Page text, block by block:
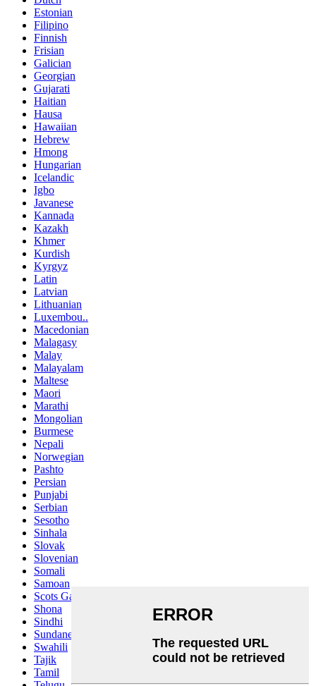
Estonian
Filipino
Finnish
Frisian
Galician
Georgian
Gujarati
Haitian
Hausa
Hawaiian
Hebrew
Hmong
Hungarian
Icelandic
Igbo
Javanese
Kannada
Kazakh
Khmer
Kurdish
Kyrgyz
Latin
Latvian
Lithuanian
Luxembou..
Macedonian
Malagasy
Malay
Malayalam
Maltese
Maori
Marathi
Mongolian
Burmese
Nepali
Norwegian
Pashto
Persian
Punjabi
Serbian
Sesotho
Sinhala
Slovak
Slovenian
Somali
Samoan
Scots Gaelic
Shona
Sindhi
Sundanese
Swahili
Tajik
Tamil